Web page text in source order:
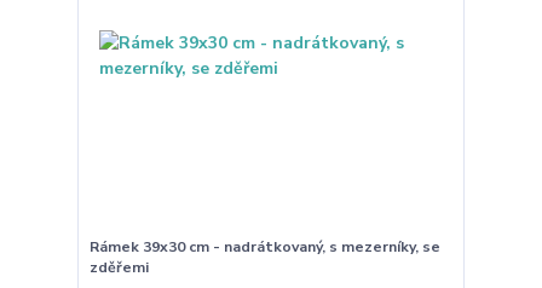
Rámek 39x30 cm - nadrátkovaný, s mezerníky, se
zděřemi